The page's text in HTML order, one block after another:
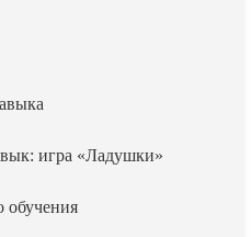
игра «Ладушки»
обучения